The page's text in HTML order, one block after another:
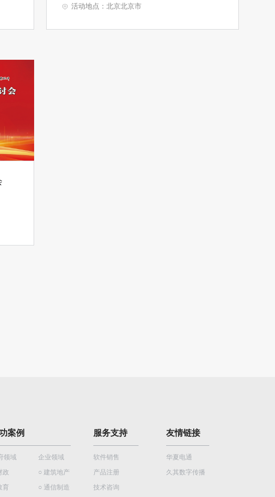
活动地点：北京北京市
案例
领域
政
育
企业领域
○ 建筑地产
○ 通信制造
服务支持
软件销售
产品注册
技术咨询
友情链接
华夏电通
久其数字传播